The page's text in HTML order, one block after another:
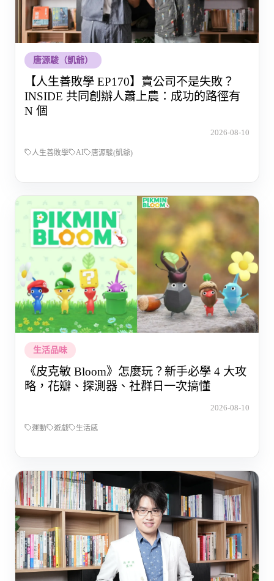
唐源駿（凱爺）
【人生善敗學 EP170】賣公司不是失敗？
INSIDE 共同創辦人蕭上農：成功的路徑有
N 個
2026-08-10
人生善敗學 AI 唐源駿(凱爺)
生活品味
《皮克敏 Bloom》怎麼玩？新手必學 4 大攻
略，花瓣、探測器、社群日一次搞懂
2026-08-10
運動 遊戲 生活感